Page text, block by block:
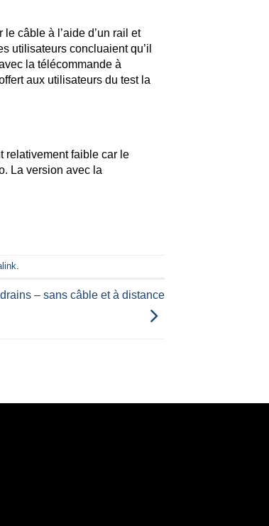
câble à l’aide d’un rail et
utilisateurs concluaient qu’il
la télécommande à
aux utilisateurs du test la
relativement faible car le
La version avec la
.
– sans câble et à distance